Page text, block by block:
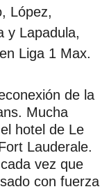
López,
y Lapadula,
Liga 1 Max.
de la
Mucha
hotel de Le
Lauderale.
vez que
con fuerza